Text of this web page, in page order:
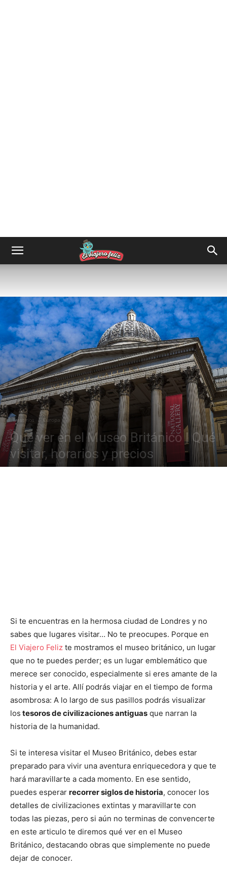
Destinos Europa
Qué ver en el Museo Británico | Qué
visitar, horarios y precios
Si te encuentras en la hermosa ciudad de Londres y no
sabes que lugares visitar… No te preocupes. Porque en
El Viajero Feliz te mostramos el museo británico, un lugar
que no te puedes perder; es un lugar emblemático que
merece ser conocido, especialmente si eres amante de la
historia y el arte. Allí podrás viajar en el tiempo de forma
asombrosa: A lo largo de sus pasillos podrás visualizar
los tesoros de civilizaciones antiguas que narran la
historia de la humanidad.
Si te interesa visitar el Museo Británico, debes estar
preparado para vivir una aventura enriquecedora y que te
hará maravillarte a cada momento. En ese sentido,
puedes esperar recorrer siglos de historia, conocer los
detalles de civilizaciones extintas y maravillarte con
todas las piezas, pero si aún no terminas de convencerte
en este articulo te diremos qué ver en el Museo
Británico, destacando obras que simplemente no puede
dejar de conocer.